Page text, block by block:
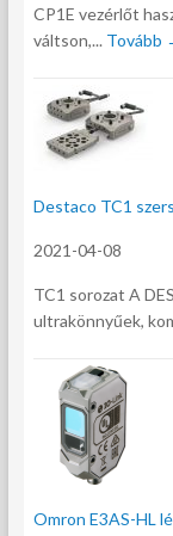
CP1E vezérlőt
váltson,... Tovább
Destaco TC1
2021-04-08
TC1 sorozat A
ultrakönnyűek,
Omron E3AS-HL